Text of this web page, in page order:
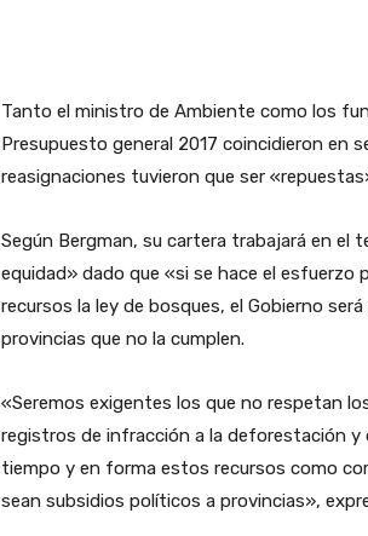
Tanto el ministro de Ambiente como los
Presupuesto general 2017 coincidieron en
reasignaciones tuvieron que ser
Según Bergman, su cartera trabajará en el
equidad» dado que «si se hace el esfuerzo
recursos la ley de bosques, el Gobierno
provincias que no la cumplen.
«Seremos exigentes los que no respetan
registros de infracción a la deforestación y
tiempo y en forma estos recursos como
sean subsidios políticos a provincias»,